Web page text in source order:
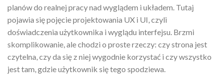
planów do realnej pracy nad wyglądem i układem. Tutaj
pojawia się pojęcie projektowania UX i UI, czyli
doświadczenia użytkownika i wyglądu interfejsu. Brzmi
skomplikowanie, ale chodzi o proste rzeczy: czy strona jest
czytelna, czy da się z niej wygodnie korzystać i czy wszystko
jest tam, gdzie użytkownik się tego spodziewa.